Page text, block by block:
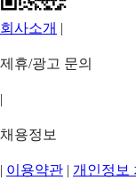
회사소개 |
제휴/광고 문의
|
채용정보
| 이용약관 | 개인정보